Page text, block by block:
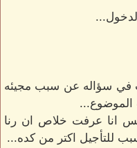
في سؤاله عن سبب مجيئه
الموضوع...
انا عرفت خلاص ان رنا
للتأجيل اكتر من كده...